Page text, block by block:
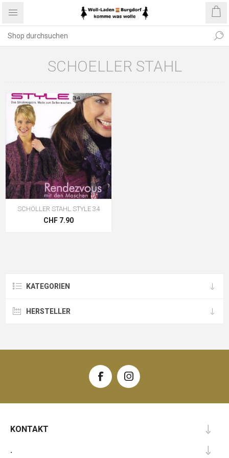
SCHOELLER STAHL
SCHÖLLER STAHL STYLE 34
CHF 7.90
KATEGORIEN
HERSTELLER
KONTAKT
.